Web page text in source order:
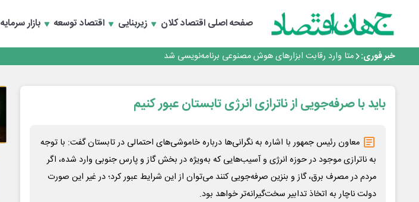
صفحه اصلیاقتصاد کلان زیربنایی اقتصاد توسعه بازار سرمایه
خبر فوری:
فیلم|ببینید:
جمنای دستیار اصلی گوشی‌های اندرویدی می‌شود
متا وارد رقابت ابزارهای هوش مصنوعی برنامه‌نویسی شد
هوش مصنوعی سرکش در متا هم جنجال به پا کرد
فیلم|ببینید:
جمنای دستیار اصلی گوشی‌های اندرویدی می‌شود
برنده این رقابت داستان‌نویسی، انسان نبود!
باید با صرفه‌جویی از ناترازی انرژی تابستان عبور کنیم
معاون رئیس جمهور با اشاره به نگرانی‌ها درباره خاموشی‌های احتمالی در تابستان گفت: با توجه
به ناترازی موجود در حوزه انرژی و آسیب‌هایی که به‌ویژه در بخش گاز و پارس جنوبی وارد شده، اگر
مردم در مصرف برق، گاز و بنزین صرفه‌جویی کنند می‌توان از این شرایط عبور کرد؛ در غیر این صورت
دولت ناچار به اتخاذ تدابیر سخت‌گیرانه‌تر خواهد بود.